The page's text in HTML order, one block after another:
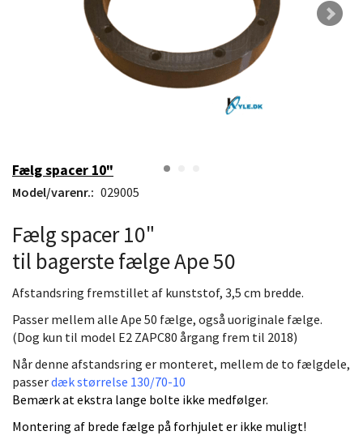
Fælg spacer 10"
Model/varenr.: 029005
Fælg spacer 10"
til bagerste fælge Ape 50
Afstandsring fremstillet af kunststof, 3,5 cm bredde.
Passer mellem alle Ape 50 fælge, også uoriginale fælge.
(Dog kun til model E2 ZAPC80 årgang frem til 2018)
Når denne afstandsring er monteret, mellem de to fælgdele,
passerdæk størrelse 130/70-10
Bemærk at ekstra lange bolte ikke medfølger.
Montering af brede fælge på forhjulet er ikke muligt!